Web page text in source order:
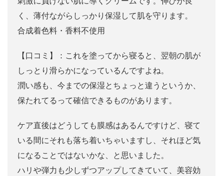
く、薄付ながらしっかり保湿して肌を守ります。
合成着色料・香料不使用
【口コミ】：これを塗ってから寝ると、翌朝の肌が
しっとり滑らかになっているんですよね。
潤い感も、今までの保湿とちょっと違うというか、
保たれてるって確信できるものがあります。
ケア直後はどうしても膜感はあるんですけど、寝て
いる間にそれも落ち着いちゃいますし、それほど気
になることではないかな、と思いました。
ハリや弾力も少しずつアップしてきていて、美容効